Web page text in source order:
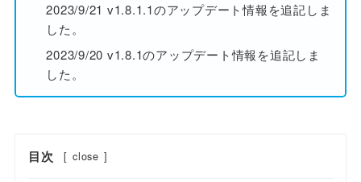
2023/9/21 v1.8.1.1のアップデート情報を追記しま
した。
2023/9/20 v1.8.1のアップデート情報を追記しま
した。
目次 [ close ]